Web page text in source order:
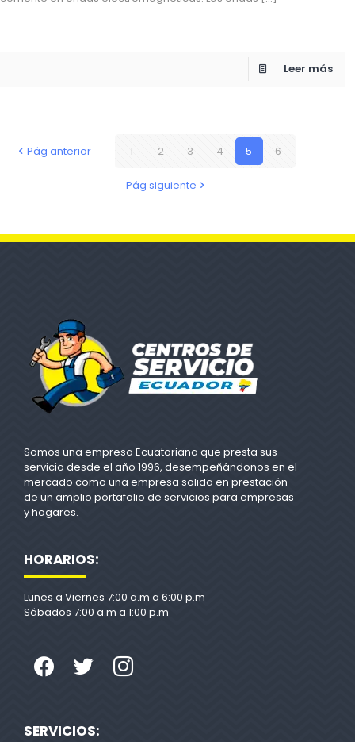
Leer más
Pág anterior 1 2 3 4 5 6
Pág siguiente
Somos una empresa Ecuatoriana que presta sus
servicio desde el año 1996, desempeñándonos en el
mercado como una empresa solida en prestación
de un amplio portafolio de servicios para empresas
y hogares.
HORARIOS:
Lunes a Viernes 7:00 a.m a 6:00 p.m
Sábados 7:00 a.m a 1:00 p.m
SERVICIOS: